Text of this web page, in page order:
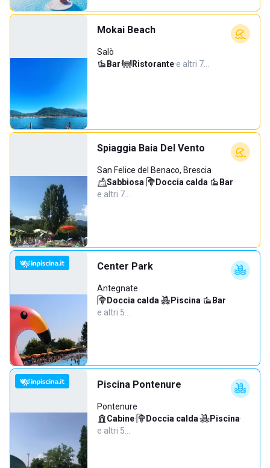
Mokai Beach
Salò
Bar· Ristorante·e altri 7…
Spiaggia Baia Del Vento
San Felice del Benaco, Brescia
Sabbiosa· Doccia calda· Bar·
e altri 7…
Center Park
Antegnate
Doccia calda· Piscina· Bar·
e altri 5…
Piscina Pontenure
Pontenure
Cabine· Doccia calda· Piscina·
e altri 5…